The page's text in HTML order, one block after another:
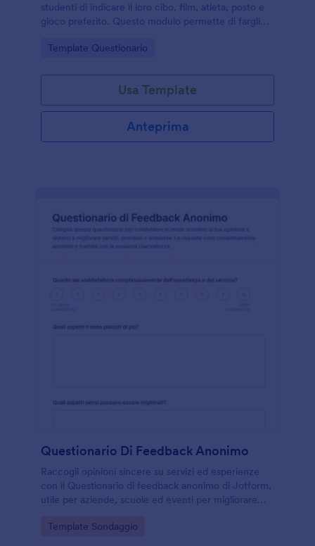
studenti di indicare il loro cibo, film, atleta, posto e
gioco preferito. Questo modulo permette di fargli
le scelte future. È possibile aggiungere altre
colori, caratteri o semplicemente creare il proprio
questionario online personalizzato!
Go to Category:
Template Questionario
Usa Template
Anteprima
Questionario Di Feedback Anonimo
Raccogli opinioni sincere su servizi ed esperienze
con il Questionario di feedback anonimo di Jotform,
utile per aziende, scuole ed eventi per migliorare
tramite raccolta dati online.
Go to Category:
Template Sondaggio